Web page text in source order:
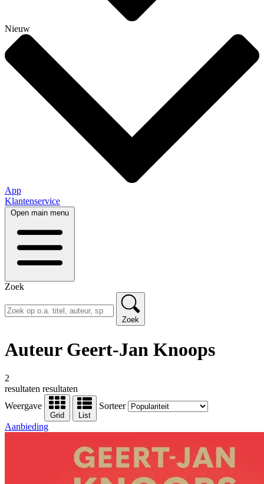
Nieuw
App
Klantenservice
Open main menu
Zoek
Zoek
Auteur Geert-Jan Knoops
2
resultaten resultaten
Weergave
Grid List
Sorteer
Aanbieding